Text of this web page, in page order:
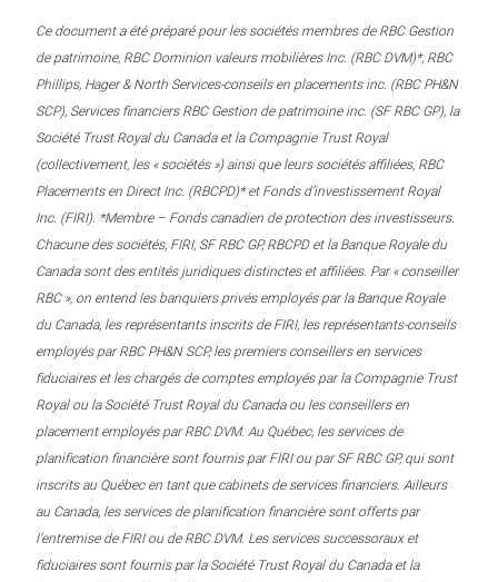
Ce document a été préparé pour les sociétés membres de RBC Gestion
de patrimoine, RBC Dominion valeurs mobilières Inc. (RBC DVM)*, RBC
Phillips, Hager & North Services-conseils en placements inc. (RBC PH&N
SCP), Services financiers RBC Gestion de patrimoine inc. (SF RBC GP), la
Société Trust Royal du Canada et la Compagnie Trust Royal
(collectivement, les « sociétés ») ainsi que leurs sociétés affiliées, RBC
Placements en Direct Inc. (RBCPD)* et Fonds d’investissement Royal
Inc. (FIRI). *Membre – Fonds canadien de protection des investisseurs.
Chacune des sociétés, FIRI, SF RBC GP, RBCPD et la Banque Royale du
Canada sont des entités juridiques distinctes et affiliées. Par « conseiller
RBC », on entend les banquiers privés employés par la Banque Royale
du Canada, les représentants inscrits de FIRI, les représentants-conseils
employés par RBC PH&N SCP, les premiers conseillers en services
fiduciaires et les chargés de comptes employés par la Compagnie Trust
Royal ou la Société Trust Royal du Canada ou les conseillers en
placement employés par RBC DVM. Au Québec, les services de
planification financière sont fournis par FIRI ou par SF RBC GP, qui sont
inscrits au Québec en tant que cabinets de services financiers. Ailleurs
au Canada, les services de planification financière sont offerts par
l’entremise de FIRI ou de RBC DVM. Les services successoraux et
fiduciaires sont fournis par la Société Trust Royal du Canada et la